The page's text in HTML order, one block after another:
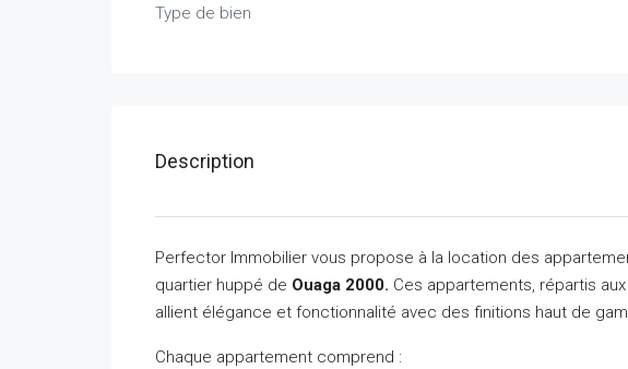
Type de bien
Description
Perfector Immobilier vous propose à la location des
quartier huppé de Ouaga 2000. Ces appartements, répartis aux
allient élégance et fonctionnalité avec des finitions haut de
Chaque appartement comprend :